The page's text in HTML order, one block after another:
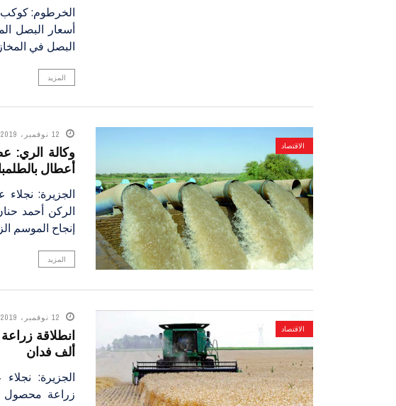
الخرطوم:
أسعار البصل
البصل في
المزيد
الاقتصاد
12 نوفمبر، 2019
وكالة الري:
أعطال
الجزيرة: نجلاء
الركن أحمد
إنجاح الموسم
المزيد
الاقتصاد
12 نوفمبر، 2019
ألف فدان
الجزيرة:
زراعة محصول